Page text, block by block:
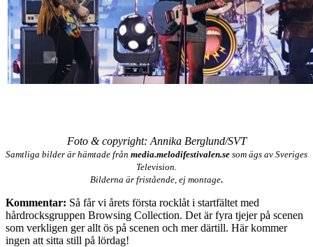
Foto & copyright: Annika Berglund/SVT
Samtliga bilder är hämtade från media.melodifestivalen.se som ägs av Sveriges
Television.
Bilderna är fristående, ej montage.
Kommentar: Så får vi årets första rocklåt i startfältet med
hårdrocksgruppen Browsing Collection. Det är fyra tjejer på scenen
som verkligen ger allt ös på scenen och mer därtill. Här kommer
ingen att sitta still på lördag!